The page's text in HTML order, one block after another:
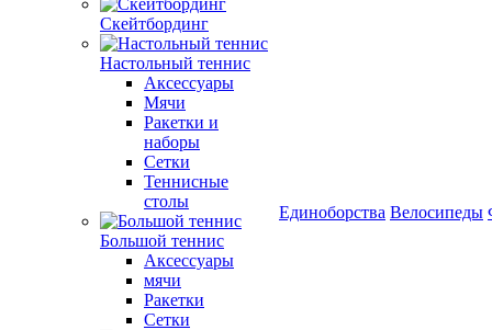
Скейтбординг
Настольный теннис
Аксессуары
Мячи
Ракетки и
наборы
Сетки
Теннисные
столы
Большой теннис
Аксессуары
мячи
Ракетки
Сетки
Единоборства Велосипеды